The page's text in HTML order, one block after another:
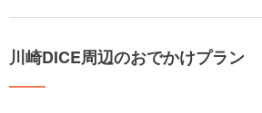
川崎DICE周辺のおでかけプラン